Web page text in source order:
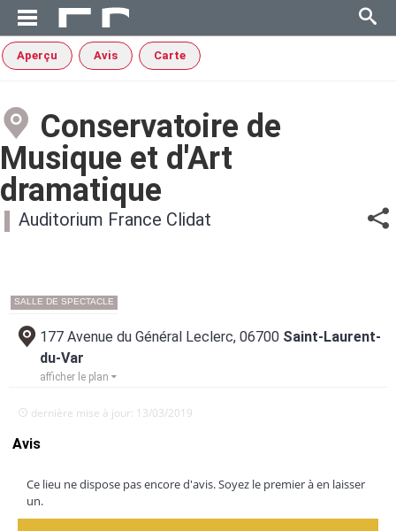
Aperçu Avis Carte
Conservatoire de
Musique et d'Art
dramatique
Auditorium France Clidat
SALLE DE SPECTACLE
177 Avenue du Général Leclerc, 06700 Saint-Laurent-
du-Var
afficher le plan
dernière mise à jour: 13/03/2019
Avis
Ce lieu ne dispose pas encore d'avis. Soyez le premier à en laisser
un.